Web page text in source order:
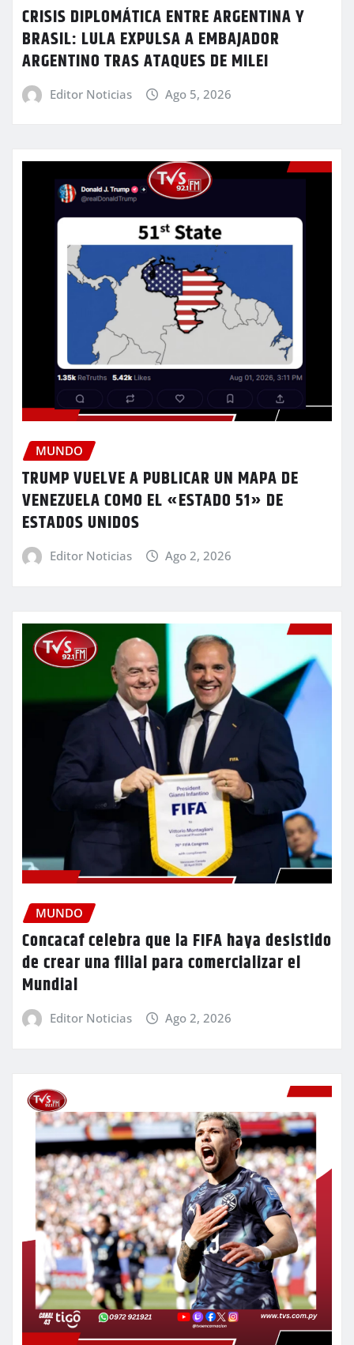
CRISIS DIPLOMÁTICA ENTRE ARGENTINA Y
BRASIL: LULA EXPULSA A EMBAJADOR
ARGENTINO TRAS ATAQUES DE MILEI
Editor Noticias Ago 5, 2026
MUNDO
TRUMP VUELVE A PUBLICAR UN MAPA DE
VENEZUELA COMO EL «ESTADO 51» DE
ESTADOS UNIDOS
Editor Noticias Ago 2, 2026
MUNDO
Concacaf celebra que la FIFA haya desistido
de crear una filial para comercializar el
Mundial
Editor Noticias Ago 2, 2026